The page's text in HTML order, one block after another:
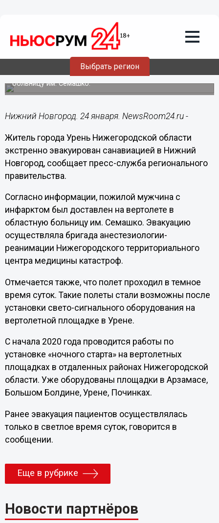
Выбрать регион
24.01.202013:10
Вертолет санавиации экстренно
эвакуировал жителя Уреня
Пациент доставлен в нижегородскую областную
больницу им. Семашко.
Нижний Новгород. 24 января. NewsRoom24.ru -
Житель города Урень Нижегородской области
экстренно эвакуирован санавиацией в Нижний
Новгород, сообщает пресс-служба регионального
правительства.
Согласно информации, пожилой мужчина с
инфарктом был доставлен на вертолете в
областную больницу им. Семашко. Эвакуацию
осуществляла бригада анестезиологии-
реанимации Нижегородского территориального
центра медицины катастроф.
Отмечается также, что полет проходил в темное
время суток. Такие полеты стали возможны после
установки свето-сигнального оборудования на
вертолетной площадке в Урене.
С начала 2020 года проводится работы по
установке «ночного старта» на вертолетных
площадках в отдаленных районах Нижегородской
области. Уже оборудованы площадки в Арзамасе,
Большом Болдине, Урене, Починках.
Ранее эвакуация пациентов осуществлялась
только в светлое время суток, говорится в
сообщении.
Еще в рубрике
Новости партнёров